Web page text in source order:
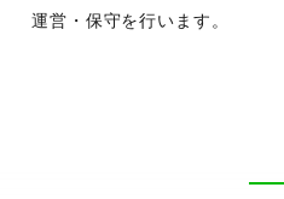
運営・保守を行います。